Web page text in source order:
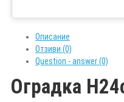
Описание
Отзиви (0)
Question - answer (0)
Оградка